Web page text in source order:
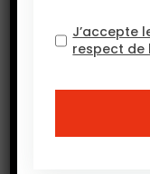
J’accepte
respect de